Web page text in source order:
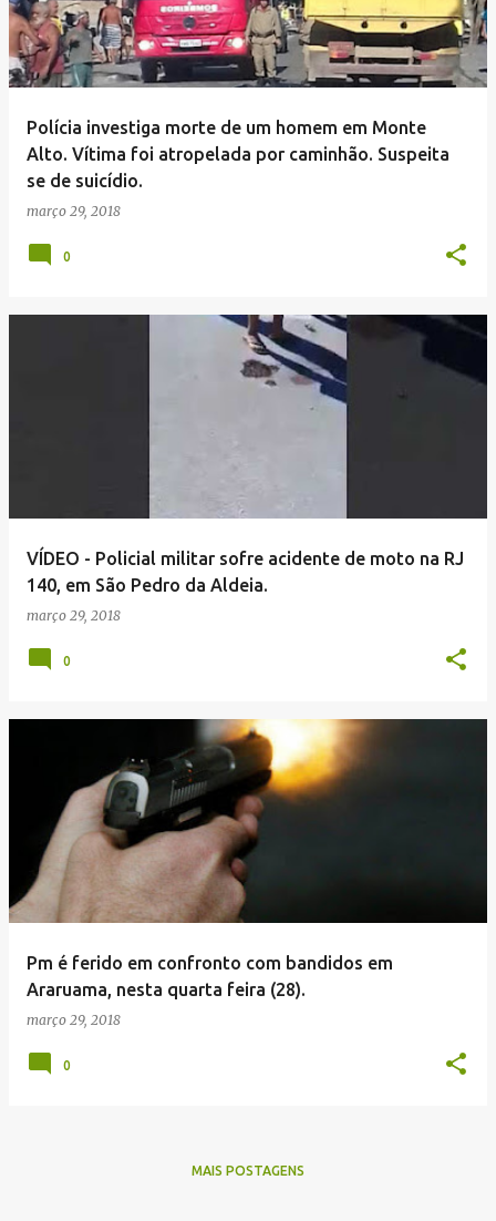
Polícia investiga morte de um homem em Monte
Alto. Vítima foi atropelada por caminhão. Suspeita
se de suicídio.
março 29, 2018
0
VÍDEO - Policial militar sofre acidente de moto na RJ
140, em São Pedro da Aldeia.
março 29, 2018
0
Pm é ferido em confronto com bandidos em
Araruama, nesta quarta feira (28).
março 29, 2018
0
MAIS POSTAGENS